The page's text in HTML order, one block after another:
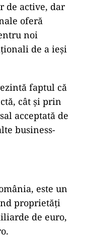
de active, dar
oferă
noi
de a ieși
faptul că
cât și prin
acceptată de
business-
este un
proprietăți
de euro,